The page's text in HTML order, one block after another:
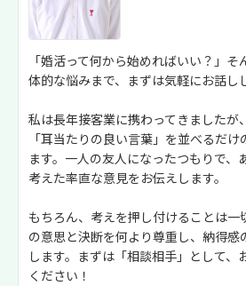
「婚活って何から始めればいい？」
体的な悩みまで、まずは気軽にお話し
私は長年接客業に携わってきましたが
「耳当たりの良い言葉」を並べるだ
ます。一人の友人になったつもりで、
考えた率直な意見をお伝えします。
もちろん、考えを押し付けることは一
の意思と決断を何より尊重し、納得感
します。まずは「相談相手」として、
ください！